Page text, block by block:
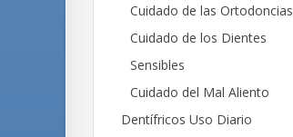
Cuidado de las Ortodoncias
Cuidado de los Dientes
Sensibles
Cuidado del Mal Aliento
Dentífricos Uso Diario